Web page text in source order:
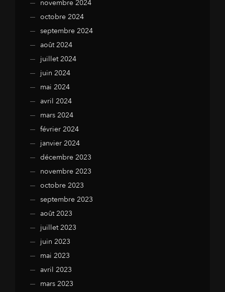
novembre 2024
octobre 2024
septembre 2024
août 2024
juillet 2024
juin 2024
mai 2024
avril 2024
mars 2024
février 2024
janvier 2024
décembre 2023
novembre 2023
octobre 2023
septembre 2023
août 2023
juillet 2023
juin 2023
mai 2023
avril 2023
mars 2023